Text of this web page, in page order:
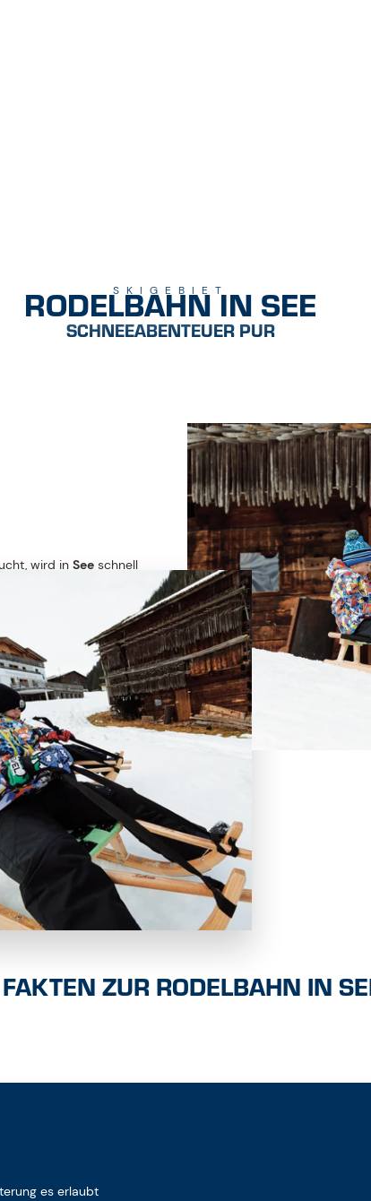
SKIGEBIET
RODELBAHN IN SEE
SCHNEEABENTEUER PUR
wird in See schnell
Die
sechs
und sorgt mit
spannendes
Rodeln in See im
ganz nach deinem
ZUR RODELBAHN IN
es erlaubt